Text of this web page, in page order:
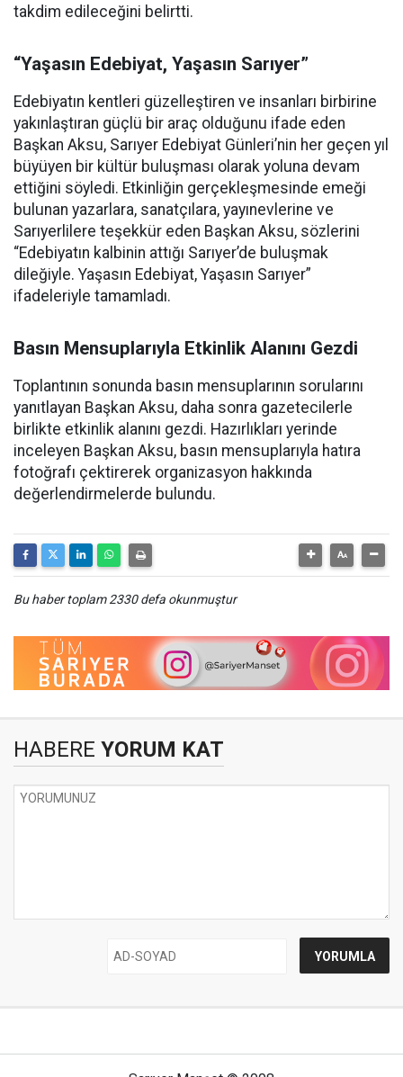
takdim edileceğini belirtti.
“Yaşasın Edebiyat, Yaşasın Sarıyer”
Edebiyatın kentleri güzelleştiren ve insanları birbirine
yakınlaştıran güçlü bir araç olduğunu ifade eden
Başkan Aksu, Sarıyer Edebiyat Günleri’nin her geçen yıl
büyüyen bir kültür buluşması olarak yoluna devam
ettiğini söyledi. Etkinliğin gerçekleşmesinde emeği
bulunan yazarlara, sanatçılara, yayınevlerine ve
Sarıyerlilere teşekkür eden Başkan Aksu, sözlerini
“Edebiyatın kalbinin attığı Sarıyer’de buluşmak
dileğiyle. Yaşasın Edebiyat, Yaşasın Sarıyer”
ifadeleriyle tamamladı.
Basın Mensuplarıyla Etkinlik Alanını Gezdi
Toplantının sonunda basın mensuplarının sorularını
yanıtlayan Başkan Aksu, daha sonra gazetecilerle
birlikte etkinlik alanını gezdi. Hazırlıkları yerinde
inceleyen Başkan Aksu, basın mensuplarıyla hatıra
fotoğrafı çektirerek organizasyon hakkında
değerlendirmelerde bulundu.
Bu haber toplam 2330 defa okunmuştur
HABERE YORUM KAT